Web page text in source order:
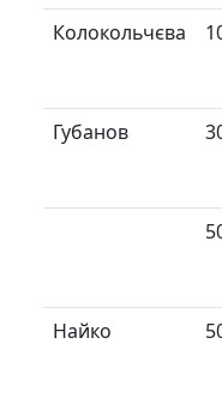
Колокольчєва
Губанов
Найко